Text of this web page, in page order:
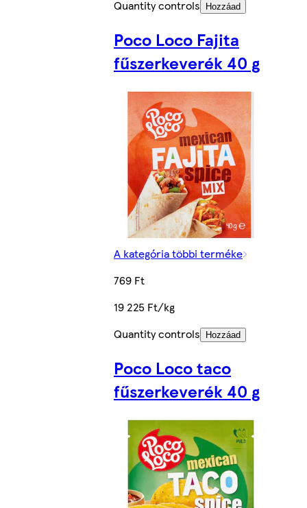
Quantity controls Hozzáad
Poco Loco Fajita
fűszerkeverék 40 g
A kategória többi terméke
769 Ft
19 225 Ft/kg
Quantity controls
Hozzáad
Poco Loco taco
fűszerkeverék 40 g